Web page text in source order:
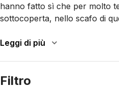
hanno fatto sì che per molto
sottocoperta, nello scafo di
Leggi di più
Filtro